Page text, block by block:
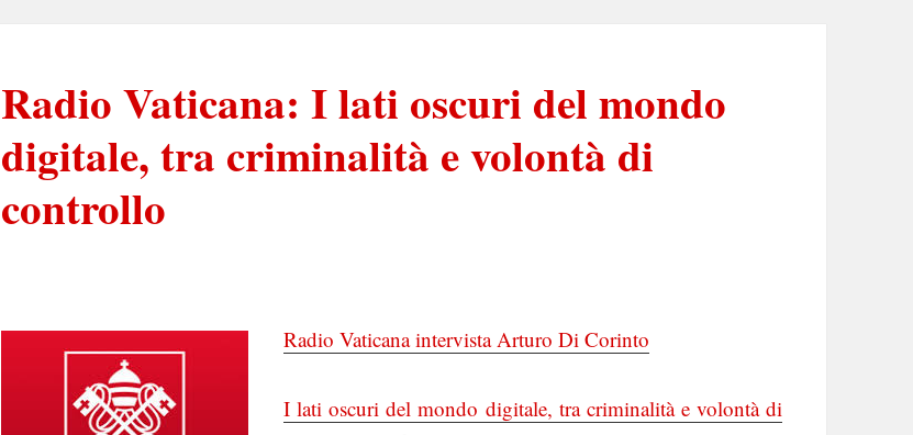
Radio Vaticana: I lati oscuri del mondo
digitale, tra criminalità e volontà di
controllo
Radio Vaticana intervista Arturo Di Corinto
I lati oscuri del mondo digitale, tra criminalità e volontà di